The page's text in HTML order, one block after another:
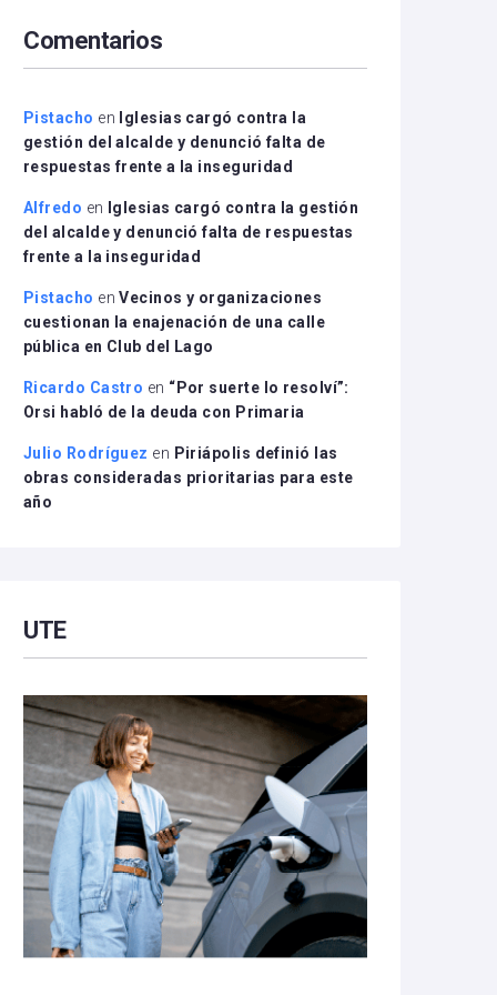
disminuir
el
Comentarios
Pistacho en
Iglesias cargó contra la
gestión del alcalde y denunció falta de
respuestas frente a la inseguridad
Alfredo en
Iglesias cargó contra la gestión
del alcalde y denunció falta de respuestas
frente a la inseguridad
Pistacho enVecinos y organizaciones
cuestionan la enajenación de una calle
pública en Club del Lago
Ricardo Castro en “Por suerte lo resolví”:
Orsi habló de la deuda con Primaria
Julio Rodríguez en Piriápolis definió las
obras consideradas prioritarias para este
año
UTE